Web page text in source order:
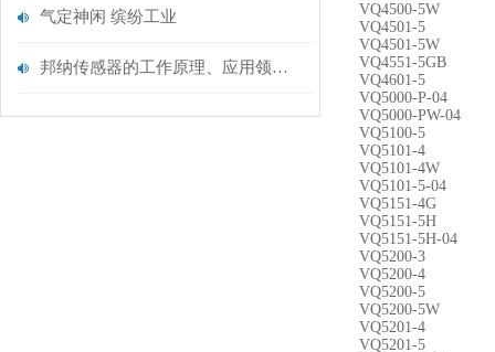
气定神闲 缤纷工业
邦纳传感器的工作原理、应用领域及未来发展趋势
VQ4500-5W
VQ4501-5
VQ4501-5W
VQ4551-5GB
VQ4601-5
VQ5000-P-04
VQ5000-PW-04
VQ5100-5
VQ5101-4
VQ5101-4W
VQ5101-5-04
VQ5151-4G
VQ5151-5H
VQ5151-5H-04
VQ5200-3
VQ5200-4
VQ5200-5
VQ5200-5W
VQ5201-4
VQ5201-5